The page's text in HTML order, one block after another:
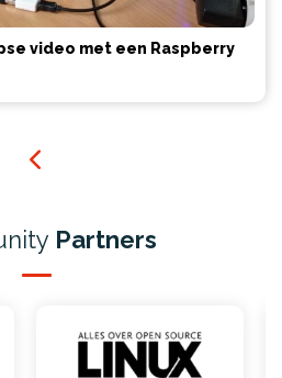
video met een Raspberry
Partners